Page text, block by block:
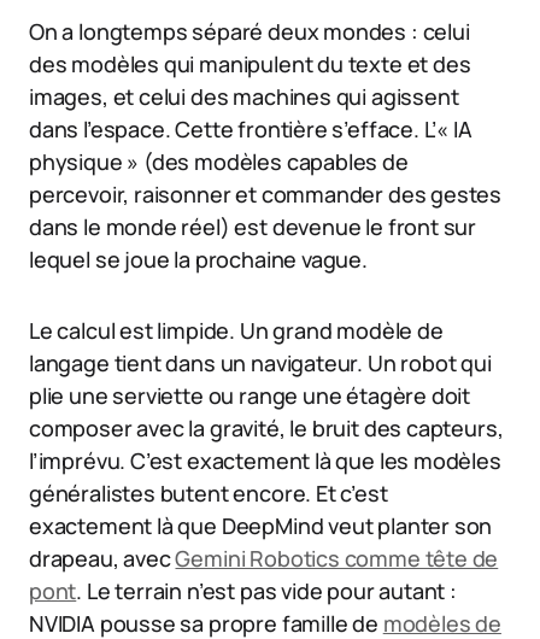
On a longtemps séparé deux mondes : celui
des modèles qui manipulent du texte et des
images, et celui des machines qui agissent
dans l’espace. Cette frontière s’efface. L’« IA
physique » (des modèles capables de
percevoir, raisonner et commander des gestes
dans le monde réel) est devenue le front sur
lequel se joue la prochaine vague.
Le calcul est limpide. Un grand modèle de
langage tient dans un navigateur. Un robot qui
plie une serviette ou range une étagère doit
composer avec la gravité, le bruit des capteurs,
l’imprévu. C’est exactement là que les modèles
généralistes butent encore. Et c’est
exactement là que DeepMind veut planter son
drapeau, avecGemini Robotics comme tête de
pont. Le terrain n’est pas vide pour autant :
NVIDIA pousse sa propre famille de modèles de